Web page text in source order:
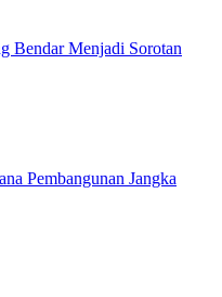
Bendar Menjadi Sorotan
Pembangunan Jangka